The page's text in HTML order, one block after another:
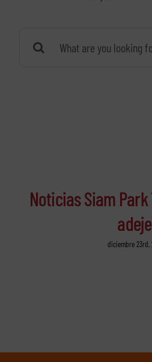
Noticias Siam
adeje
diciembre 23rd,